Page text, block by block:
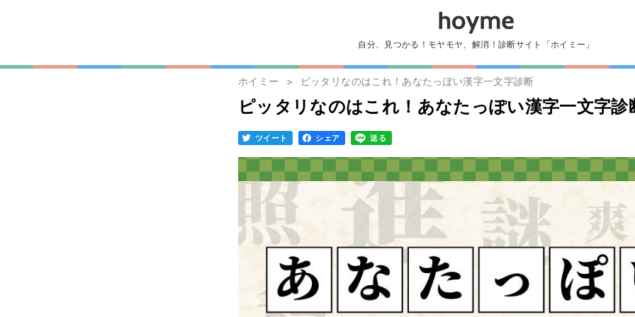
自分、見つかる！モヤモヤ、解消！診断サイト「ホイミー」
ホイミー ピッタリなのはこれ！あなたっぽい漢字一文字診断
ピッタリなのはこれ！あなたっぽい漢字一文字診
ツイート シェア 送る